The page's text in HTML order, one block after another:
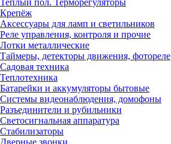
Теплый пол. Терморегуляторы
Крепёж
Аксессуары для ламп и светильников
Реле управления, контроля и прочие
Лотки металлические
Таймеры, детекторы движения, фотореле
Садовая техника
Теплотехника
Батарейки и аккумуляторы бытовые
Системы видеонаблюдения, домофоны
Разъединители и рубильники
Светосигнальная аппаратура
Стабилизаторы
Дверные звонки